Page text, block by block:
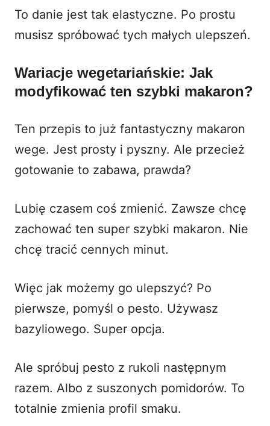
To danie jest tak elastyczne. Po prostu
musisz spróbować tych małych ulepszeń.
Wariacje wegetariańskie: Jak
modyfikować ten szybki makaron?
Ten przepis to już fantastyczny makaron
wege. Jest prosty i pyszny. Ale przecież
gotowanie to zabawa, prawda?
Lubię czasem coś zmienić. Zawsze chcę
zachować ten super szybki makaron. Nie
chcę tracić cennych minut.
Więc jak możemy go ulepszyć? Po
pierwsze, pomyśl o pesto. Używasz
bazyliowego. Super opcja.
Ale spróbuj pesto z rukoli następnym
razem. Albo z suszonych pomidorów. To
totalnie zmienia profil smaku.